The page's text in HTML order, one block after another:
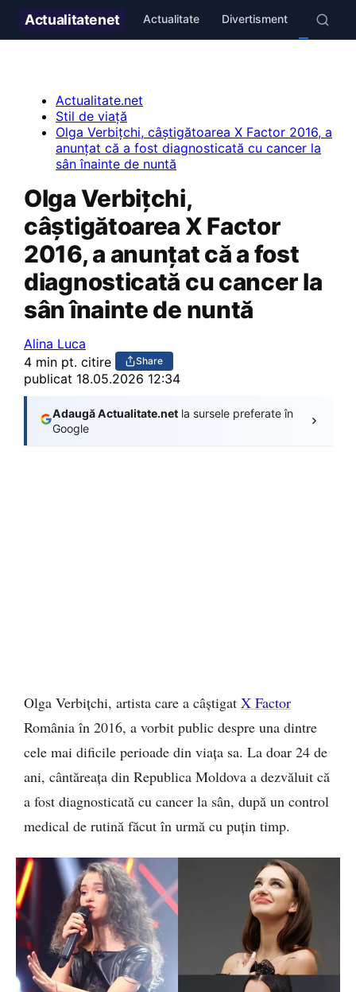
Actualitatenet Actualitate Divertisment Stil de
Actualitate.net
Stil de viață
Olga Verbițchi, câștigătoarea X Factor 2016, a
anunțat că a fost diagnosticată cu cancer la
sân înainte de nuntă
Olga Verbițchi,
câștigătoarea X Factor
2016, a anunțat că a fost
diagnosticată cu cancer la
sân înainte de nuntă
Alina Luca
4 min pt. citire
Share
publicat 18.05.2026 12:34
Adaugă Actualitate.net la sursele preferate în
Google
Olga Verbițchi, artista care a câștigat X Factor
România în 2016, a vorbit public despre una dintre
cele mai dificile perioade din viața sa. La doar 24 de
ani, cântăreața din Republica Moldova a dezvăluit că
a fost diagnosticată cu cancer la sân, după un control
medical de rutină făcut în urmă cu puțin timp.